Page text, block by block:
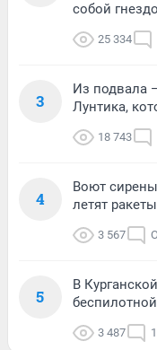
собой
25 334
3
Из подвала
Лунтика,
18 743
4
Воют
летят ракеты
3 567
5
В
3 487